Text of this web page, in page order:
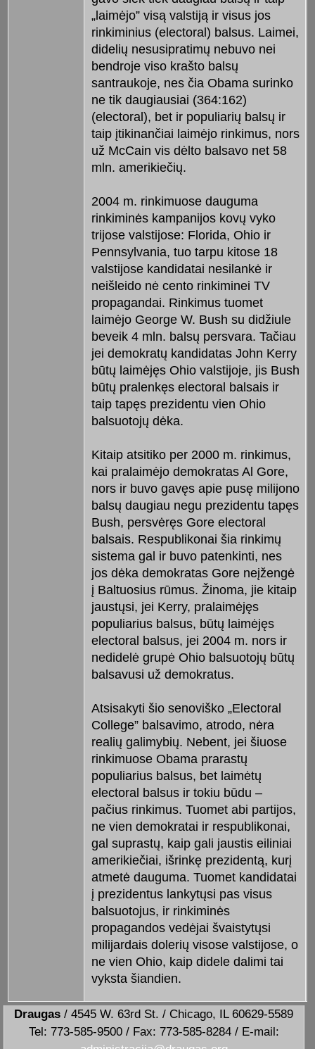
„laimėjo” visą valstiją ir visus jos
rinkiminius (electoral) balsus. Laimei,
didelių nesusipratimų nebuvo nei
bendroje viso krašto balsų
santraukoje, nes čia Obama surinko
ne tik daugiausiai (364:162)
(electoral), bet ir populiarių balsų ir
taip įtikinančiai laimėjo rinkimus, nors
už McCain vis dėlto balsavo net 58
mln. amerikiečių.
2004 m. rinkimuose dauguma
rinkiminės kampanijos kovų vyko
trijose valstijose: Florida, Ohio ir
Pennsylvania, tuo tarpu kitose 18
valstijose kandidatai nesilankė ir
neišleido nė cento rinkiminei TV
propagandai. Rinkimus tuomet
laimėjo George W. Bush su didžiule
beveik 4 mln. balsų persvara. Tačiau
jei demokratų kandidatas John Kerry
būtų laimėjęs Ohio valstijoje, jis Bush
būtų pralenkęs electoral balsais ir
taip tapęs prezidentu vien Ohio
balsuotojų dėka.
Kitaip atsitiko per 2000 m. rinkimus,
kai pralaimėjo demokratas Al Gore,
nors ir buvo gavęs apie pusę milijono
balsų daugiau negu prezidentu tapęs
Bush, persvėręs Gore electoral
balsais. Respublikonai šia rinkimų
sistema gal ir buvo patenkinti, nes
jos dėka demokratas Gore neįžengė
į Baltuosius rūmus. Žinoma, jie kitaip
jaustųsi, jei Kerry, pralaimėjęs
populiarius balsus, būtų laimėjęs
electoral balsus, jei 2004 m. nors ir
nedidelė grupė Ohio balsuotojų būtų
balsavusi už demokratus.
Atsisakyti šio senoviško „Electoral
College” balsavimo, atrodo, nėra
realių galimybių. Nebent, jei šiuose
rinkimuose Obama prarastų
populiarius balsus, bet laimėtų
electoral balsus ir tokiu būdu –
pačius rinkimus. Tuomet abi partijos,
ne vien demokratai ir respublikonai,
gal suprastų, kaip gali jaustis eiliniai
amerikiečiai, išrinkę prezidentą, kurį
atmetė dauguma. Tuomet kandidatai
į prezidentus lankytųsi pas visus
balsuotojus, ir rinkiminės
propagandos vedėjai švaistytųsi
milijardais dolerių visose valstijose, o
ne vien Ohio, kaip didele dalimi tai
vyksta šiandien.
Draugas / 4545 W. 63rd St. / Chicago, IL 60629-5589
Tel: 773-585-9500 / Fax: 773-585-8284 / E-mail: